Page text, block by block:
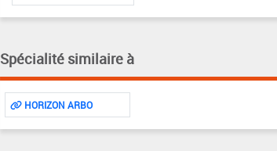
Spécialité similaire à
HORIZON ARBO